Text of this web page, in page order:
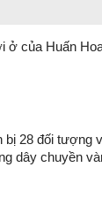
ở của Huấn
bị 28 đối tượng
dây chuyền